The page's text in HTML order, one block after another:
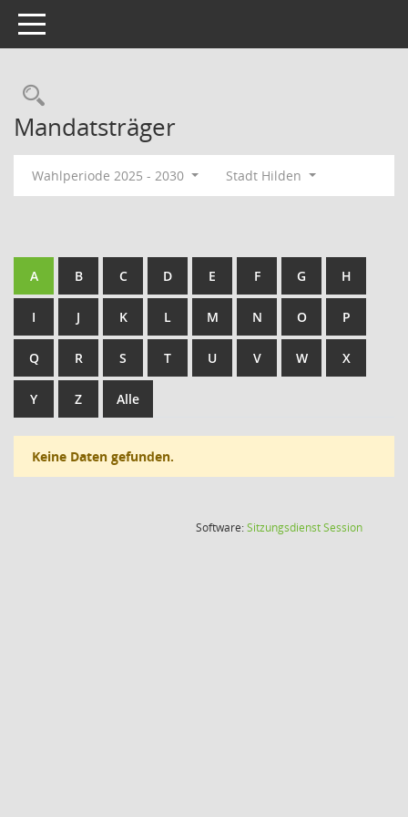
Toggle navigation
Rechercheauswahl
Mandatsträger
Wahlperiode 2025 - 2030 Stadt Hilden
A B C D E F G H
I J K L M N O P
Q R S T U V W X
Y Z Alle
Keine Daten gefunden.
Software:SitzungsdienstSession(Wird in